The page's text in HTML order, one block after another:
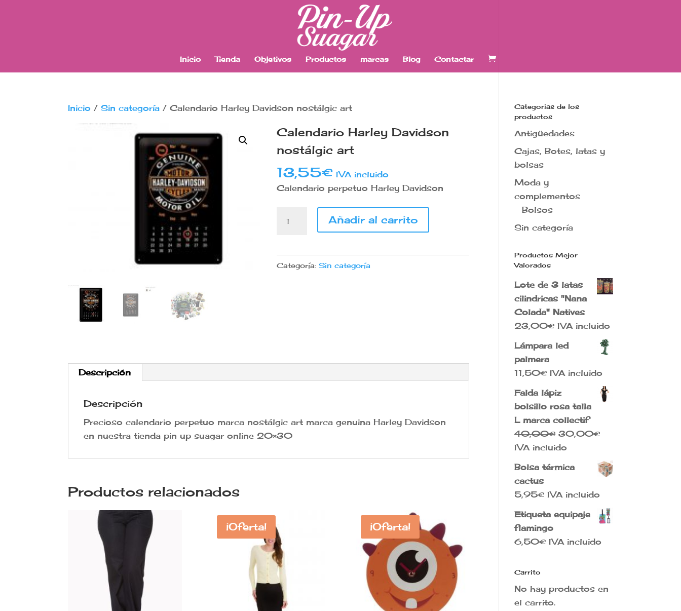
Inicio Tienda Objetivos Productos marcas Blog Contactar
Inicio /Sin categoría / Calendario Harley Davidson nostálgic art
Calendario Harley Davidson
nostálgic art
13,55€ IVA incluido
Calendario perpetuo Harley Davidson
Harley
nostálgic
art
Añadir al carrito
Categoría:Sin categoría
Descripción
Descripción
Precioso calendario perpetuo marca nostálgic art marca genuina Harley Davidson
en nuestra tienda pin up suagar online 20×30
Productos relacionados
¡Oferta! ¡Oferta!
Categorias de los
productos
Antigüedades
Cajas, Botes, latas y
bolsas
Moda y
complementos
Bolsos
Sin categoría
Productos Mejor
Valorados
Lote de 3 latas
cilindricas "Nana
Colada" Natives
23,00€ IVA incluido
Lámpara led
palmera
11,50€ IVA incluido
Falda lápiz
bolsillo rosa talla
L marca collectif
40,00€ El
precio
30,00€El
actual
es:
IVA incluido
Bolsa térmica
cactus
5,95€ IVA incluido
Etiqueta equipaje
flamingo
6,50€ IVA incluido
Carrito
No hay productos en
el carrito.